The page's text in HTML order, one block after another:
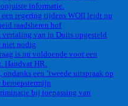
informatie.
een regering tijdens WOII leidt nu
raadsheren hof
vertaling van in Duits opgesteld
niet nodig
is nu voldoende voor een
Handvat HR.
ondanks een ’tweede uitspraak op
beroepstermijn
bij toepassing van